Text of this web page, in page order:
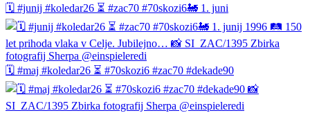
🗓️ #junij #koledar26 ⏳ #zac70 #70skozi6🚂 1. juni
🗓️ #maj #koledar26 ⏳ #70skozi6 #zac70 #dekade90